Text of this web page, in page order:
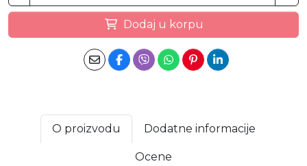
Dodaj u korpu
O proizvodu Dodatne informacije
Ocene